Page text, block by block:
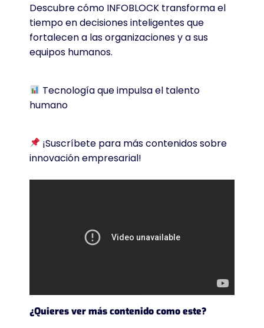
Descubre cómo INFOBLOCK transforma el
tiempo en decisiones inteligentes que
fortalecen a las organizaciones y a sus
equipos humanos.
Tecnología que impulsa el talento
humano
¡Suscríbete para más contenidos sobre
innovación empresarial!
¿Quieres ver más contenido como este?